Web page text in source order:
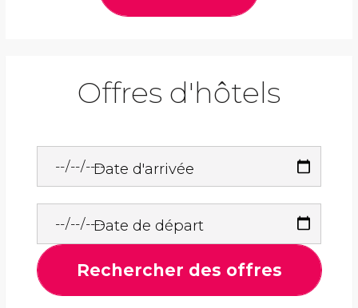
Offres d'hôtels
Date d'arrivée
Date de départ
Rechercher des offres